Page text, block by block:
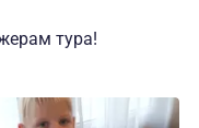
тура!